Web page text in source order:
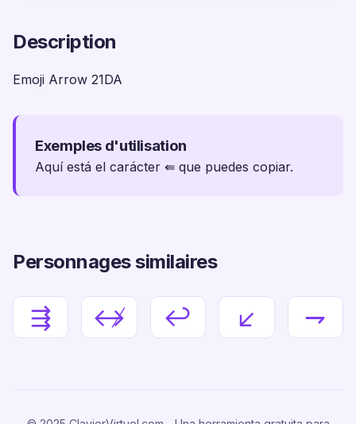
Description
Emoji Arrow 21DA
Exemples d'utilisation
Aquí está el carácter ⇚ que puedes copiar.
Personnages similaires
⇶ ↮ ↩ ↙ ⇁